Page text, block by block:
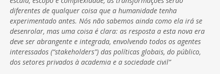
diferentes de qualquer coisa que a humanidade tenha
experimentado antes. Nós não sabemos ainda como ela irá se
desenrolar, mas uma coisa é clara: as resposta a esta nova era
deve ser abrangente e integrada, envolvendo todos os agentes
interessados (“stakeholders”) das políticas globais, do público,
dos setores privados à academia e a sociedade civil”